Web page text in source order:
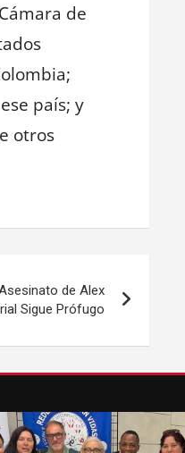
de
país; y
otros
de Alex
Sigue Prófugo